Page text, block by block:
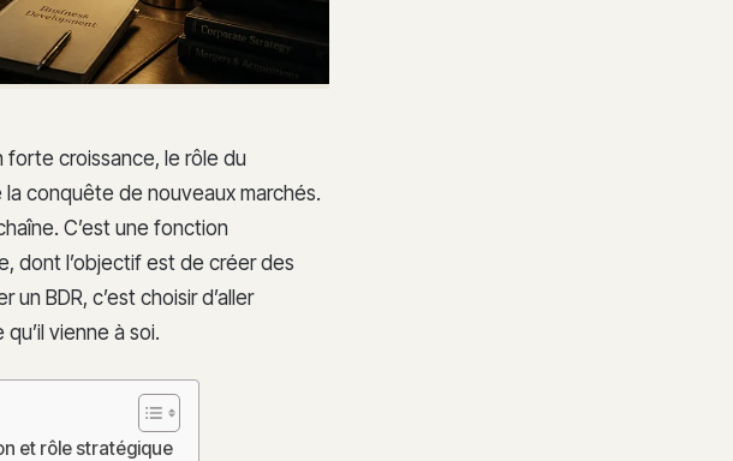
forte croissance, le rôle du
la conquête de nouveaux marchés.
C’est une fonction
dont l’objectif est de créer des
BDR, c’est choisir d’aller
vienne à soi.
et rôle stratégique